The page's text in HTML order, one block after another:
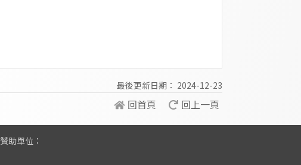
最後更新日期： 2024-12-23
回首頁 回上一頁
贊助單位：